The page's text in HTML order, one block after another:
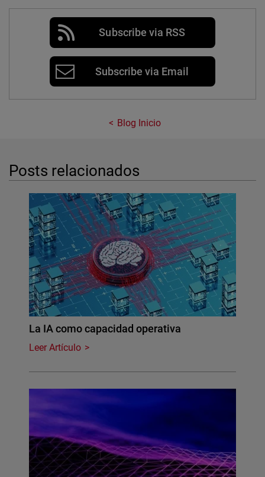
Subscribe via RSS
Subscribe via Email
Blog Inicio
Posts relacionados
La IA como capacidad operativa
Leer Artículo